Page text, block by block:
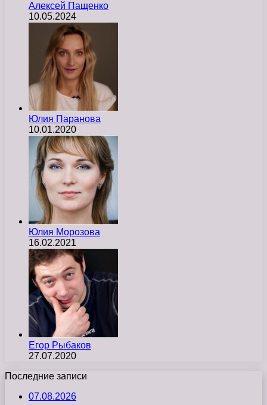
Алексей Пащенко
10.05.2024
Юлия Паранова
10.01.2020
Юлия Морозова
16.02.2021
Егор Рыбаков
27.07.2020
Последние записи
07.08.2026